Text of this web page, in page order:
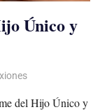
Único y
del Hijo Único y